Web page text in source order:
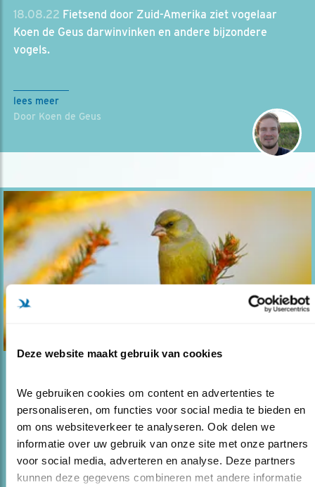
Deze website maakt gebruik van cookies
We gebruiken cookies om content en advertenties te
personaliseren, om functies voor social media te bieden en
om ons websiteverkeer te analyseren. Ook delen we
informatie over uw gebruik van onze site met onze partners
voor social media, adverteren en analyse. Deze partners
kunnen deze gegevens combineren met andere informatie
18.08.22 Fietsend door Zuid-Amerika ziet vogelaar
Koen de Geus darwinvinken en andere bijzondere
vogels.
lees meer
Door Koen de Geus
TUINTELLING ALS WAARSCHUWINGS
SYSTEEM?
23.06.21Alle tuintellers opgelet. U kunt meehelpen
verspreiding van het Geel in kaa..